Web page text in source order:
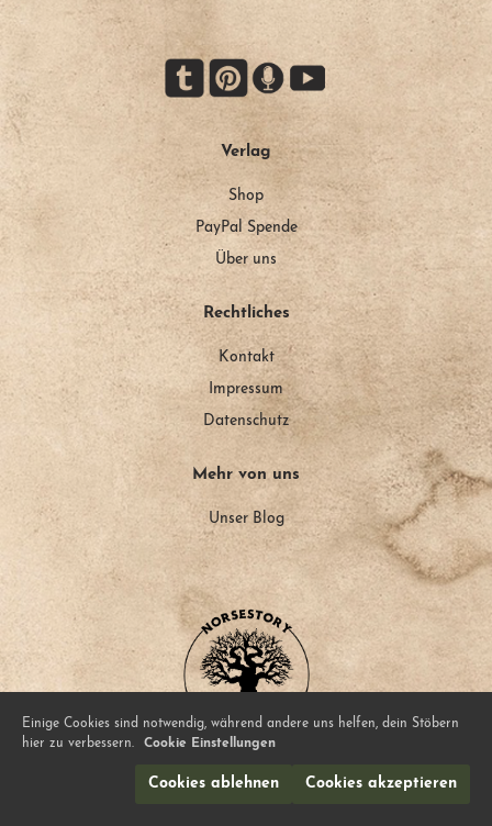
Verlag
Shop
PayPal Spende
Über uns
Rechtliches
Kontakt
Impressum
Datenschutz
Mehr von uns
Unser Blog
© NorseStory
Einige Cookies sind notwendig, während andere uns helfen, dein Stöbern
hier zu verbessern.
Cookie Einstellungen
Cookies ablehnen Cookies akzeptieren